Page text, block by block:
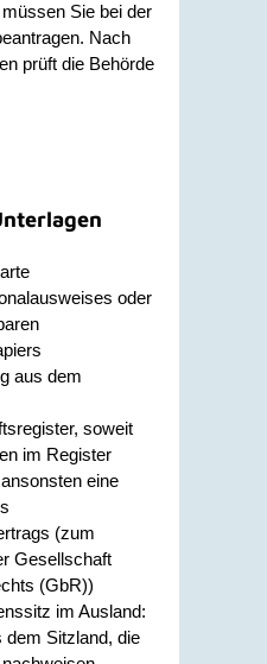
Sie bei der
Nach
prüft die Behörde
oder
aus dem
soweit
im Register
eine
(zum
Gesellschaft
(GbR))
im Ausland:
dem Sitzland, die